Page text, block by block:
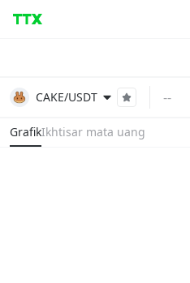
CAKE/USDT --
GrafikIkhtisar mata uang